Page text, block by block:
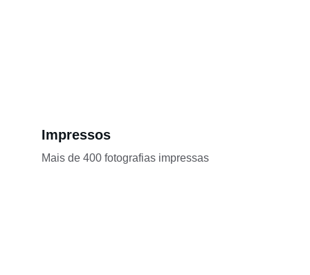
Impressos
Mais de 400 fotografias impressas